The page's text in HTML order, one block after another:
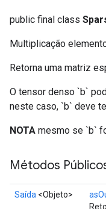
public final class
Multiplicação
Retorna uma matriz
O tensor denso `b`
neste caso, `b` deve
NOTA mesmo se `b`
Métodos
Saída <Objeto>